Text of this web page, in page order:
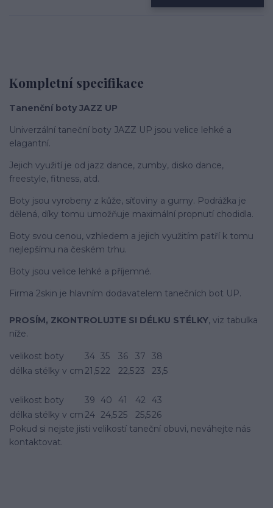
Kompletní specifikace
Tanenční­ boty JAZZ UP
Univerzální taneční boty JAZZ UP jsou velice lehké a
elagantní.
Jejich využití je od jazz dance, zumby, disko dance,
freestyle, fitness, atd.
Boty jsou vyrobeny z kůže, síťoviny a gumy. Podrážka je
dělená, díky tomu umožňuje maximální propnutí chodidla.
Boty svou cenou, vzhledem a jejich využitím patří k tomu
nejlepšímu na českém trhu.
Boty jsou velice lehké a příjemné.
Firma 2skin je hlavní­m dodavatelem tanečních bot UP.
PROSÍM, ZKONTROLUJTE SI DÉLKU STÉLKY, viz tabulka
níže.
velikost boty 34 35 36 37
38
délka stélky v cm21,522 22,523 23,5
velikost boty 39 40 41 42
43
délka stélky v cm24 24,525 25,526
Pokud si nejste jisti velikostí­ taneční­ obuvi, neváhejte nás
kontaktovat.